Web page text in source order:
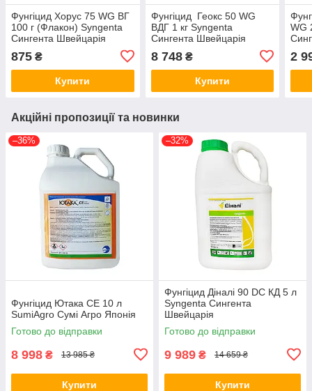
Фунгіцид Хорус 75 WG ВГ
100 г (Флакон) Syngenta
Сингента Швейцарія
875 ₴
Купити
Фунгіцид Геокс 50 WG
ВДГ 1 кг Syngenta
Сингента Швейцарія
8 748₴
Купити
WG
2
Акційні пропозиції та новинки
–36%
Фунгіцид Ютака СЕ 10 л
SumiAgro Сумі Агро Японія
Готово до відправки
8 998 ₴ 13 985 ₴
Купити
–32%
Фунгіцид Діналі 90 DC КД 5 л
Syngenta Сингента
Швейцарія
Готово до відправки
9 989 ₴ 14 659 ₴
Купити